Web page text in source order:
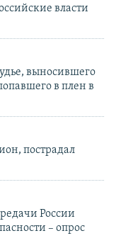
власти
выносившего
в плен в
пострадал
России
– опрос